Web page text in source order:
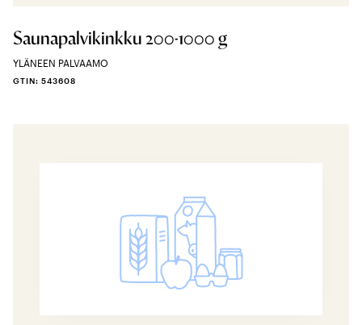
Saunapalvikinkku 200-1000 g
YLÄNEEN PALVAAMO
GTIN: 543608